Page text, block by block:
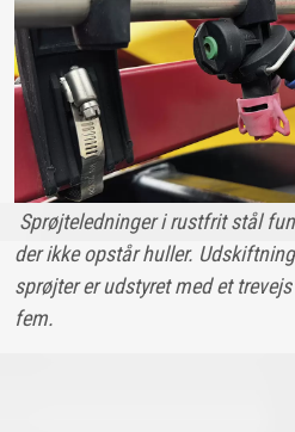
Sprøjteledninger i rustfrit stål
der ikke opstår huller.
sprøjter er udstyret med et
fem.